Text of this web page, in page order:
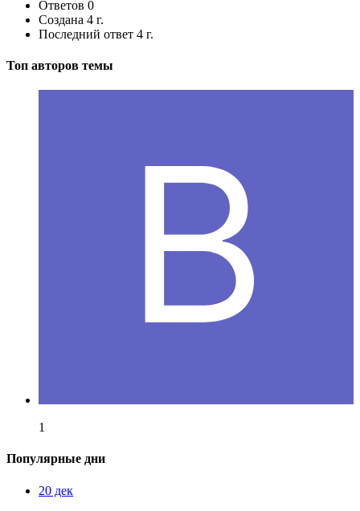
Ответов 0
Создана 4 г.
Последний ответ 4 г.
Топ авторов темы
1
Популярные дни
20 дек